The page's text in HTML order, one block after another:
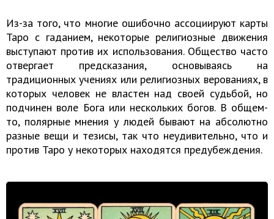
Из-за того, что многие ошибочно ассоциируют карты
Таро с гаданием, некоторые религиозные движения
выступают против их использования. Общество часто
отвергает предсказания, основываясь на
традиционных учениях или религиозных верованиях, в
которых человек не властен над своей судьбой, но
подчинен воле Бога или нескольких богов. В общем-
то, полярные мнения у людей бывают на абсолютно
разные вещи и тезисы, так что неудивительно, что и
против Таро у некоторых находятся предубеждения.